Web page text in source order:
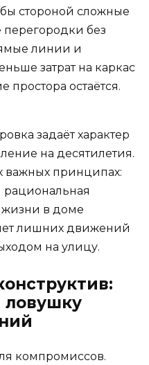
стороной сложные
без
линии и
затрат на каркас
простора остаётся.
задаёт характер
на десятилетия.
важных принципах:
жизни в доме
лишних движений
на улицу.
ловушку
компромиссов.